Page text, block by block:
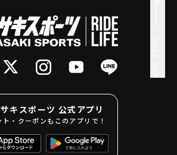
キスポーツ 公式アプリ
ト・クーポンもこのアプリで！